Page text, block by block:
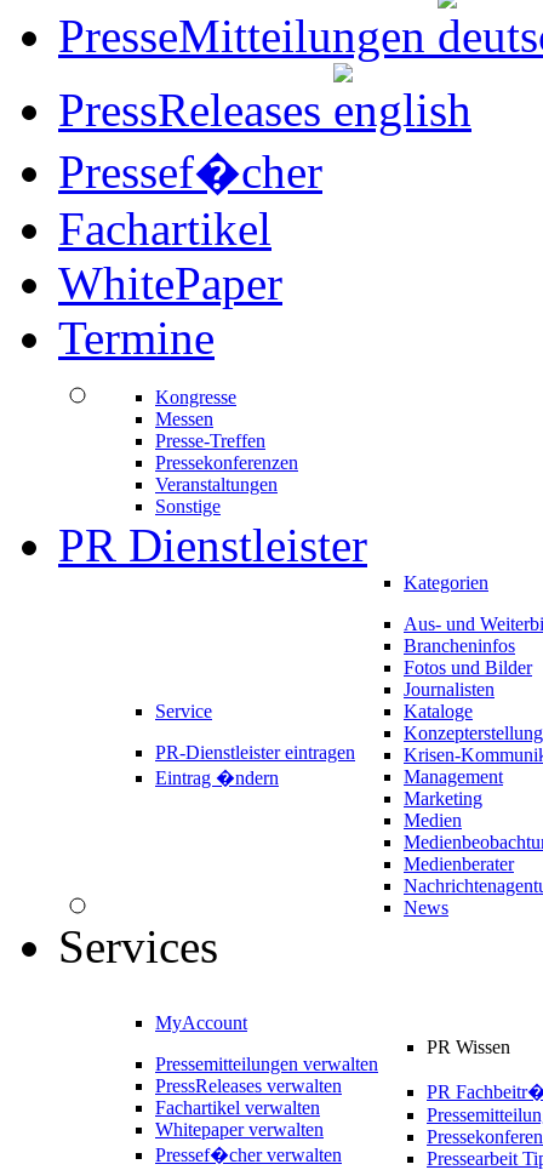
PresseMitteilungen
PressReleases
Pressef�cher
Fachartikel
WhitePaper
Termine
Kongresse
Messen
Presse-Treffen
Pressekonferenzen
Veranstaltungen
Sonstige
PR Dienstleister
Service
PR-Dienstleister eintragen
Eintrag �ndern
Kategorien
Aus- und
Brancheninfos
Fotos und Bilder
Journalisten
Kataloge
Konzepterstellung
Krisen-
Management
Marketing
Medien
Medienberater
News
Services
MyAccount
Pressemitteilungen verwalten
PressReleases verwalten
Fachartikel verwalten
Whitepaper verwalten
Pressef�cher verwalten
PR Wissen
PR
Pressearbeit